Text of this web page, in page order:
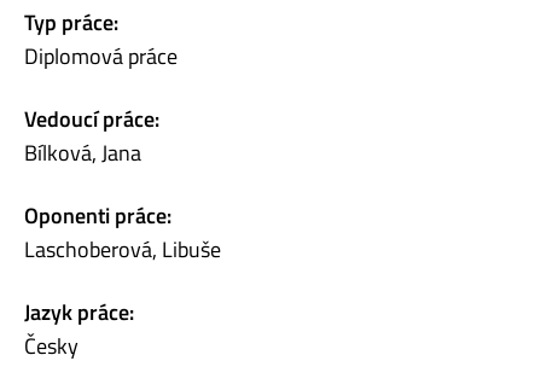
Typ práce:
Diplomová práce
Vedoucí práce:
Bílková, Jana
Oponenti práce:
Laschoberová, Libuše
Jazyk práce:
Česky